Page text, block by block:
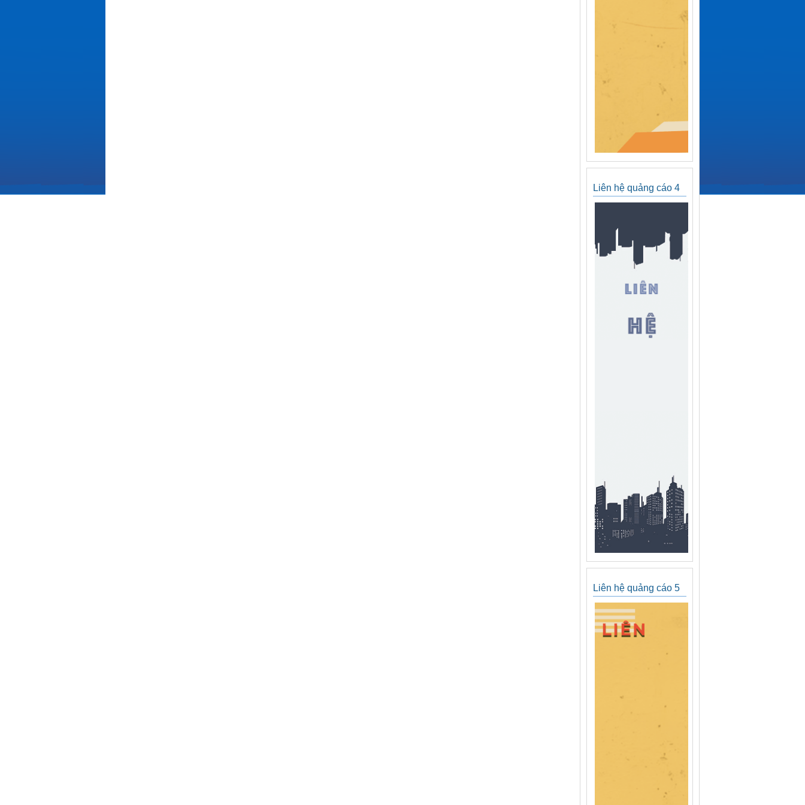
Liên hệ quảng cáo 4
Liên hệ quảng cáo 5